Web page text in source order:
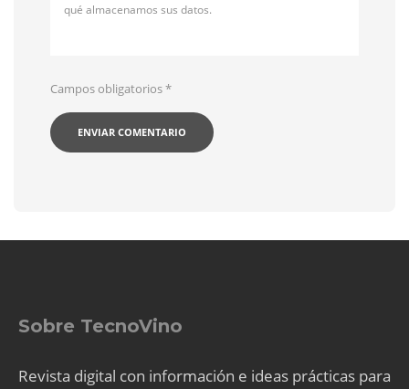
qué almacenamos sus datos.
Campos obligatorios*
Sobre TecnoVino
Revista digital con información e ideas prácticas para